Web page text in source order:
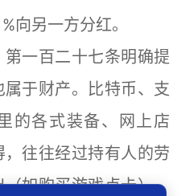
向另一方分红。
一百二十七条明确提
于财产。比特币、支
的各式装备、网上店
往往经过持有人的劳
如购买游戏点卡）、